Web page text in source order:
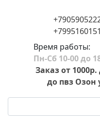
Время работы:
Пн-Сб 10-00 до
Заказ от
до пвз Озон